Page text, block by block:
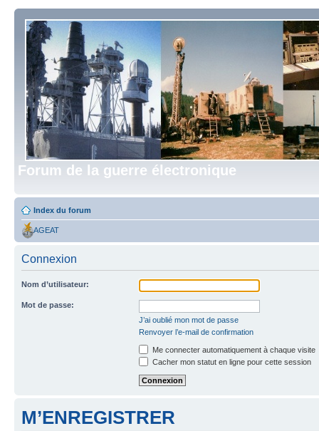
Forum de la guerre électronique
Index du forum
AGEAT
Connexion
Nom d’utilisateur:
Mot de passe:
J’ai oublié mon mot de passe
Renvoyer l’e-mail de confirmation
Me connecter automatiquement à chaque visite
Cacher mon statut en ligne pour cette session
M’ENREGISTRER